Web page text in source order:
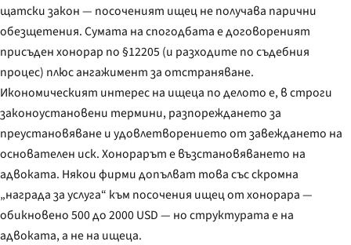
щатски закон — посоченият ищец не получава парични
обезщетения. Сумата на спогодбата е договореният
присъден хонорар по §12205 (и разходите по съдебния
процес) плюс ангажимент за отстраняване.
Икономическият интерес на ищеца по делото е, в строги
законоустановени термини, разпореждането за
преустановяване и удовлетворението от завеждането на
основателен иск. Хонорарът е възстановяването на
адвоката. Някои фирми допълват това със скромна
„награда за услуга“ към посочения ищец от хонорара —
обикновено 500 до 2000 USD — но структурата е на
адвоката, а не на ищеца.